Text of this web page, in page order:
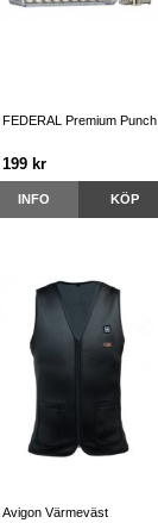
FEDERAL Premium Punch
199 kr
INFO KÖP
Avigon Värmeväst